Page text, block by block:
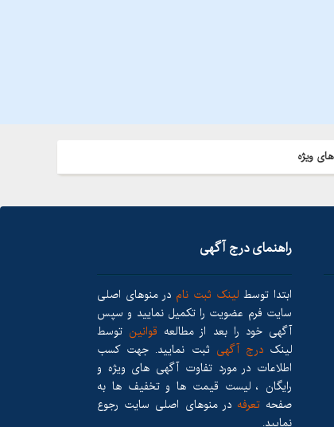
ویژه
راهنمای درج آگهی
ابتدا توسط لینک ثبت نام در منوهای اصلی
سایت فرم عضویت را تکمیل نمایید و سپس
آگهی خود را بعد از مطالعه قوانین توسط
لینکدرج آگهی ثبت نمایید. جهت کسب
اطلاعات در مورد تفاوت آگهی های ویژه و
رایگان ، لیست قیمت ها و تخفیف ها به
صفحه تعرفهدر منوهای اصلی سایت رجوع
نمایید.